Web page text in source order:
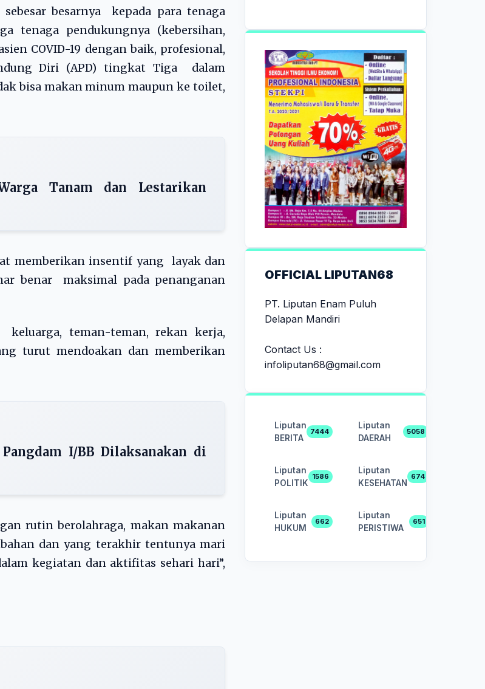
besarnya kepada para tenaga
tenaga pendukungnya (kebersihan,
COVID-19 dengan baik, profesional,
Diri (APD) tingkat Tiga dalam
bisa makan minum maupun ke toilet,
Tanam dan Lestarikan
memberikan insentif yang layak dan
benar maksimal pada penanganan
keluarga, teman-teman, rekan kerja,
turut mendoakan dan memberikan
I/BB Dilaksanakan di
rutin berolahraga, makan makanan
dan yang terakhir tentunya mari
kegiatan dan aktifitas sehari hari”,
OFFICIAL LIPUTAN68
PT. Liputan Enam Puluh
Delapan Mandiri
Contact Us :
infoliputan68@gmail.com
Liputan
BERITA
7444
Liputan
DAERAH
5058
Liputan
POLITIK
1586
Liputan
KESEHATAN
674
Liputan
HUKUM
662
Liputan
PERISTIWA
651